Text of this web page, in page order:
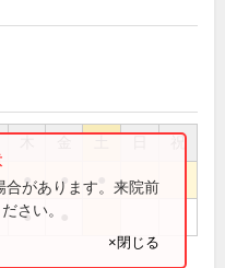
祝
● ●
●
合があります。来院前
さい。
×閉じる